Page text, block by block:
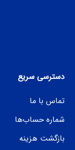
دسترسی سریع
تماس با ما
شماره حساب‌ها
بازگشت هزینه